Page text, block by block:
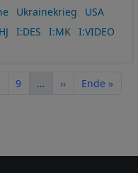
Ukrainekrieg
USA
I:DES I:MK I:VIDEO
Seite
9 … Nächste Seite
›› Letzte Seite
Ende »